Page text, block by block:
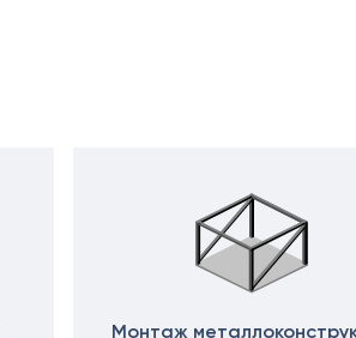
Монтаж